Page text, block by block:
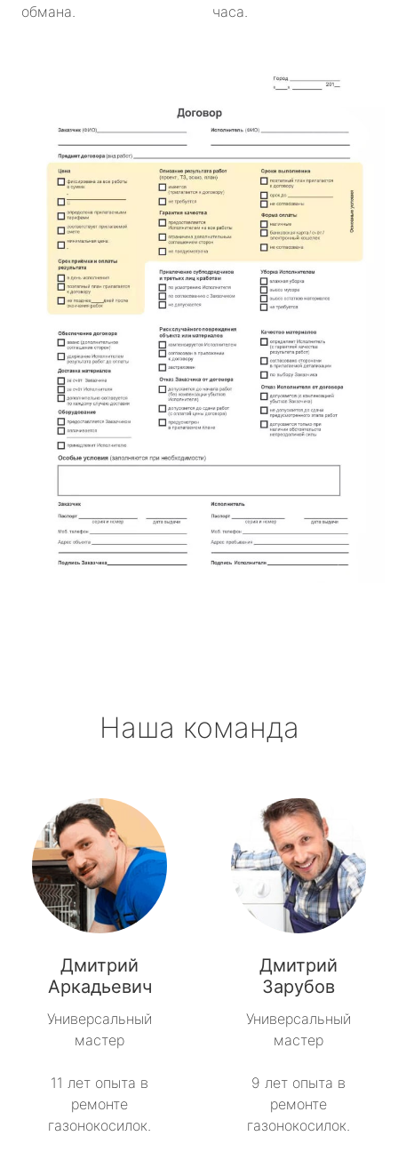
Дружная Горка
имени Морозова
имени Свердлова
Красный Бор
Кузнечное
Кузьмоловский
Лебяжье
Лесогорский
Мга
Назия
Никольский
Рябово
Свирьстрой
Сиверский
Синявино
Советский
Тайцы
Толмачёво
обмана.
часа.
Наша команда
Дмитрий
Аркадьевич
Универсальный
мастер
11 лет опыта в
ремонте
газонокосилок.
Дмитрий
Зарубов
Универсальный
мастер
9 лет опыта в
ремонте
газонокосилок.